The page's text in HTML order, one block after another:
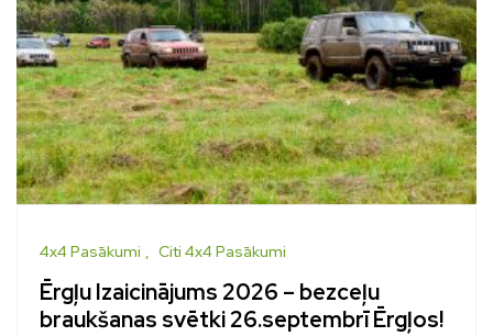
4x4 Pasākumi Citi 4x4 Pasākumi
Ērgļu Izaicinājums 2026 – bezceļu
braukšanas svētki 26.septembrī Ērgļos!